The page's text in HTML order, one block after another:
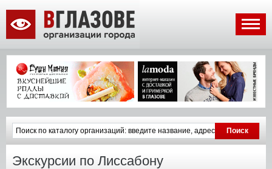
Экскурсии по Лиссабону